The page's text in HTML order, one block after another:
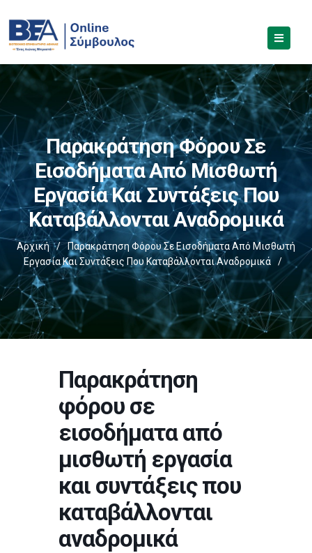
Παρακράτηση Φόρου Σε
Εισοδήματα Από Μισθωτή
Εργασία Και Συντάξεις Που
Καταβάλλονται Αναδρομικά
Αρχική /
Παρακράτηση Φόρου Σε Εισοδήματα Από Μισθωτή
Εργασία Και Συντάξεις Που Καταβάλλονται Αναδρομικά
/
Παρακράτηση
φόρου σε
εισοδήματα από
μισθωτή εργασία
και συντάξεις που
καταβάλλονται
αναδρομικά